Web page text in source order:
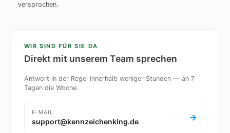
versprochen.
WIR SIND FÜR SIE DA
Direkt mit unserem Team sprechen
Antwort in der Regel innerhalb weniger Stunden — an 7
Tagen die Woche.
E-MAIL
support@kennzeichenking.de